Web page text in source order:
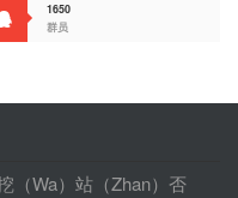
1650
群员
（Wa）站（Zhan）否